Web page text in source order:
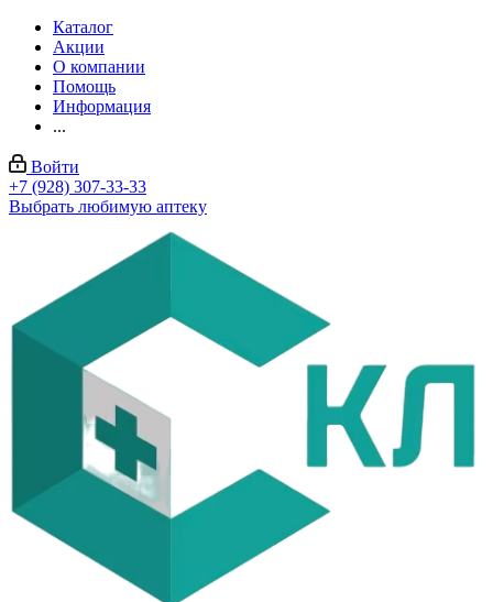
Каталог
Акции
О компании
Помощь
Информация
...
Войти
+7 (928) 307-33-33
Выбрать любимую аптеку